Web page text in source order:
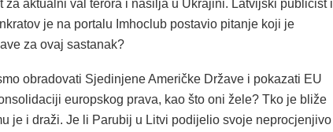
za aktualni val terora i nasilja u Ukrajini. Latvijski publicist i
je na portalu Imhoclub postavio pitanje koji je
za ovaj sastanak?
obradovati Sjedinjene Američke Države i pokazati EU
europskog prava, kao što oni žele? Tko je bliže
je i draži. Je li Parubij u Litvi podijelio svoje neprocjenjivo